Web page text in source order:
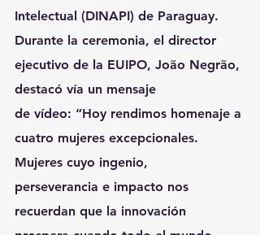
Intelectual (DINAPI) de Paraguay.
Durante la ceremonia, el director
ejecutivo de la EUIPO, João Negrão,
destacó vía un mensaje
de vídeo: “Hoy rendimos homenaje a
cuatro mujeres excepcionales.
Mujeres cuyo ingenio,
perseverancia e impacto nos
recuerdan que la innovación